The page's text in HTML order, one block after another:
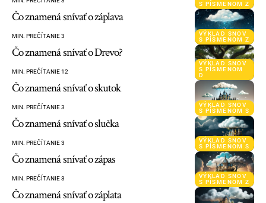
S PÍSMENOM Z
VÝKLAD SNOV
S PÍSMENOM Z
Čo znamená snívať o záplava
MIN. PREČÍTANIE 3
VÝKLAD SNOV
S PÍSMENOM
D
Čo znamená snívať o Drevo?
MIN. PREČÍTANIE 12
VÝKLAD SNOV
S PÍSMENOM S
Čo znamená snívať o skutok
MIN. PREČÍTANIE 3
VÝKLAD SNOV
S PÍSMENOM S
Čo znamená snívať o slučka
MIN. PREČÍTANIE 3
VÝKLAD SNOV
S PÍSMENOM Z
Čo znamená snívať o zápas
MIN. PREČÍTANIE 3
Čo znamená snívať o záplata